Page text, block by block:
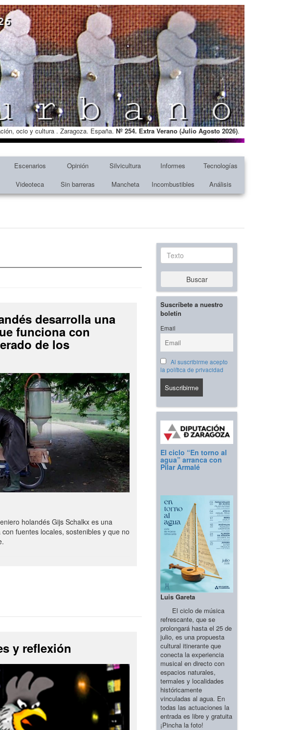
ocio y cultura . Zaragoza. España. Nº 254. Extra Verano (Julio Agosto 2026).
Escenarios Opinión Silvicultura Informes
Tecnologías
Videoteca Sin barreras Mancheta Incombustibles Análisis
desarrolla una
funciona con
de los
holandés Gijs Schalkx es una
fuentes locales, sostenibles y que no
y reflexión
Texto
Buscar
Suscríbete a nuestro
boletín
Email
Al suscribirme acepto
la política de privacidad
El ciclo “En torno al
agua” arranca con
Pilar Armalé
Luis Gareta
El ciclo de música
refrescante, que se
prolongará hasta el 25 de
julio, es una propuesta
cultural itinerante que
conecta la experiencia
musical en directo con
espacios naturales,
termales y localidades
históricamente
vinculadas al agua. En
todas las actuaciones la
entrada es libre y gratuita
¡Pincha la foto!